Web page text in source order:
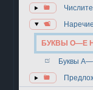
Наречие
БУКВЫ О—Е
Буквы